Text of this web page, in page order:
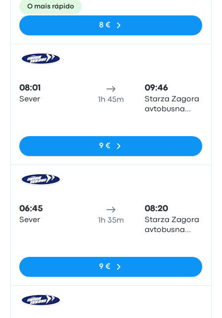
O mais rápido
8 €
08:01
Sever 1h 45m
09:46
Starza Zagora
avtobusna
9 €
06:45
Sever 1h 35m
08:20
Starza Zagora
avtobusna
9 €